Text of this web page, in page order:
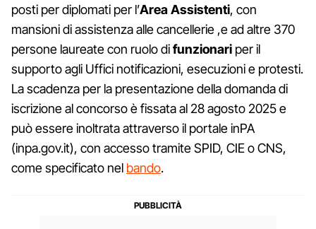
posti per diplomati per l’Area Assistenti, con
mansioni di assistenza alle cancellerie ,e ad altre 370
persone laureate con ruolo difunzionari per il
supporto agli Uffici notificazioni, esecuzioni e protesti.
La scadenza per la presentazione della domanda di
iscrizione al concorso è fissata al 28 agosto 2025 e
può essere inoltrata attraverso il portale inPA
(inpa.gov.it), con accesso tramite SPID, CIE o CNS,
come specificato nel bando.